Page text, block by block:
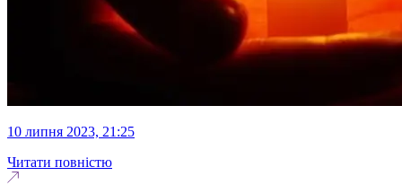
10 липня 2023, 21:25
Читати повністю